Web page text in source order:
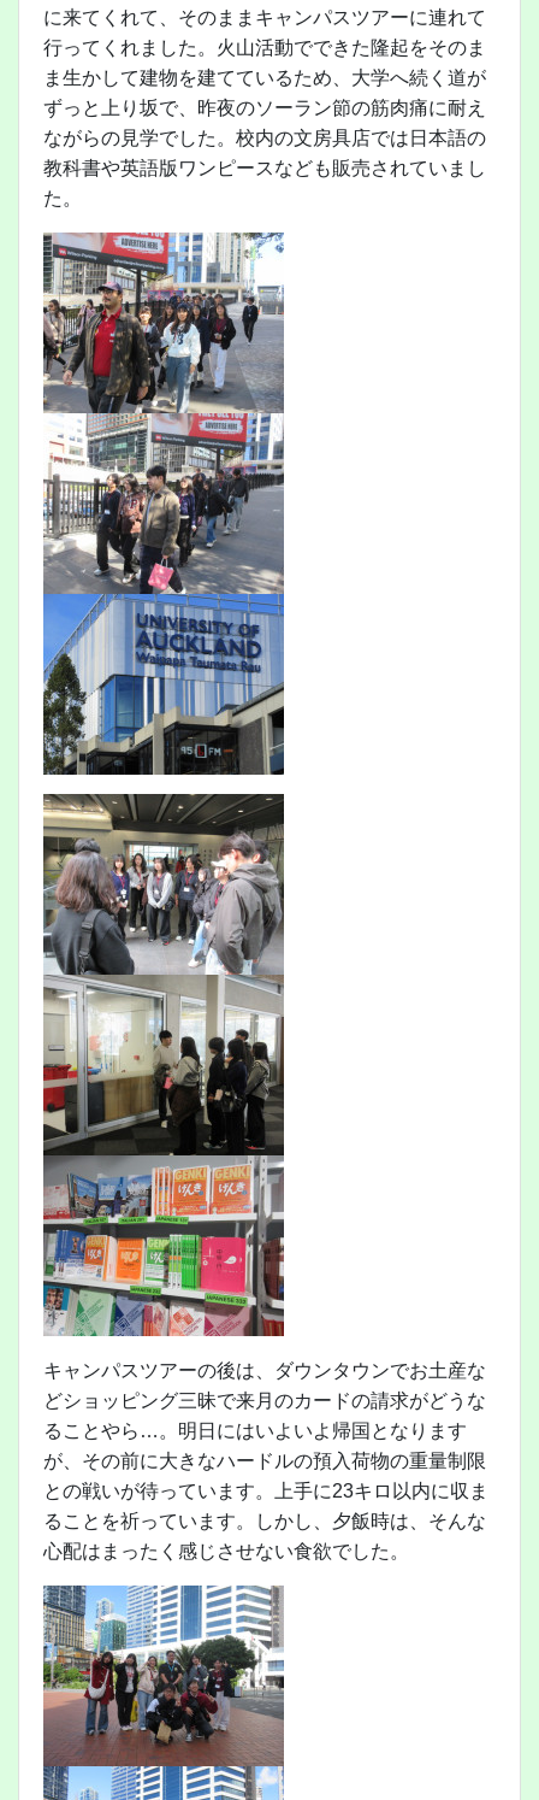
に来てくれて、そのままキャンパスツアーに連れて
行ってくれました。火山活動でできた隆起をそのま
ま生かして建物を建てているため、大学へ続く道が
ずっと上り坂で、昨夜のソーラン節の筋肉痛に耐え
ながらの見学でした。校内の文房具店では日本語の
教科書や英語版ワンピースなども販売されていまし
た。
キャンパスツアーの後は、ダウンタウンでお土産な
どショッピング三昧で来月のカードの請求がどうな
ることやら…。明日にはいよいよ帰国となります
が、その前に大きなハードルの預入荷物の重量制限
との戦いが待っています。上手に23キロ以内に収ま
ることを祈っています。しかし、夕飯時は、そんな
心配はまったく感じさせない食欲でした。